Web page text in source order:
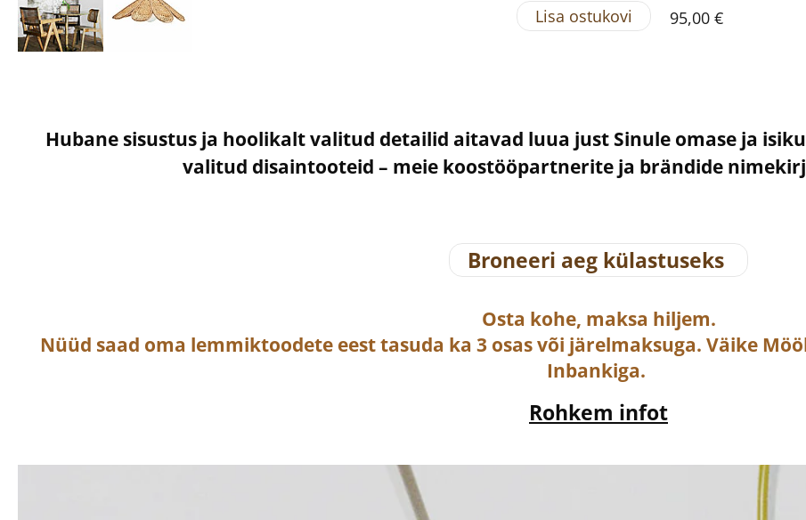
Lisa ostukovi
95,00 €
Hubane sisustus ja hoolikalt valitud detailid aitavad luua just Sinule omase ja
valitud disaintooteid – meie koostööpartnerite ja brändide
Broneeri aeg külastuseks
Osta kohe, maksa hiljem.
Nüüd saad oma lemmiktoodete eest tasuda ka 3 osas või järelmaksuga. Väike
Inbankiga.
Rohkem infot